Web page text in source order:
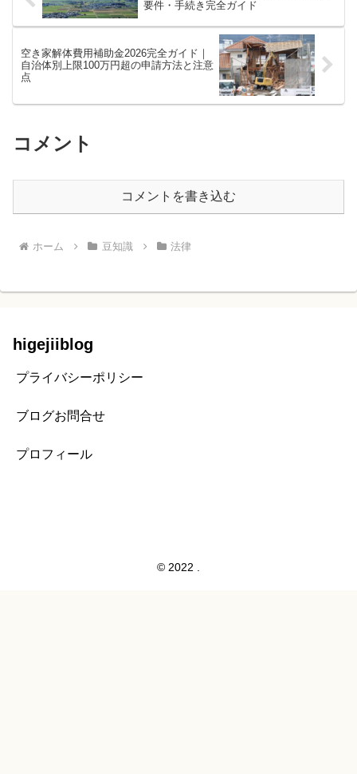
要件・手続き完全ガイド
空き家解体費用補助金2026完全ガイド｜
自治体別上限100万円超の申請方法と注意
点
コメント
コメントを書き込む
ホーム 豆知識 法律
higejiiblog
プライバシーポリシー
ブログお問合せ
プロフィール
© 2022 .